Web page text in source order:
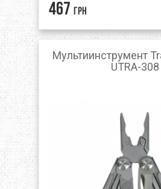
467 грн
Мультиинструмент
UTRA-308